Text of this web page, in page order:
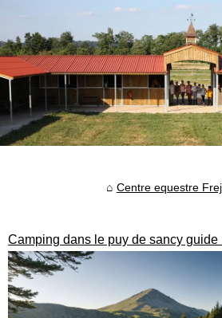
Centre equestre
Camping dans le puy de sancy guide